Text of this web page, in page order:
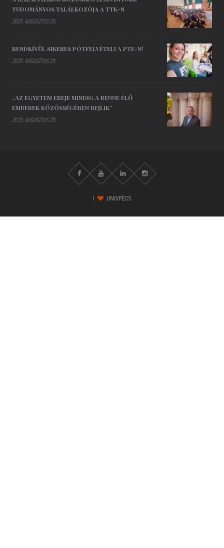
TUDOMÁNYOS TALÁLKOZÓJA A TTK-N
2025. AUGUSZTUS 29.
RENDKÍVÜL SIKERES PÓTFELVÉTELI A PTE-N!
2025. AUGUSZTUS 29.
„AZ EGYETEM EREJE MINDIG A BENNE ÉLŐ
EMBEREK KÖZÖSSÉGÉBEN REJLIK”
2025. AUGUSZTUS 29.
I UNIVPÉCS